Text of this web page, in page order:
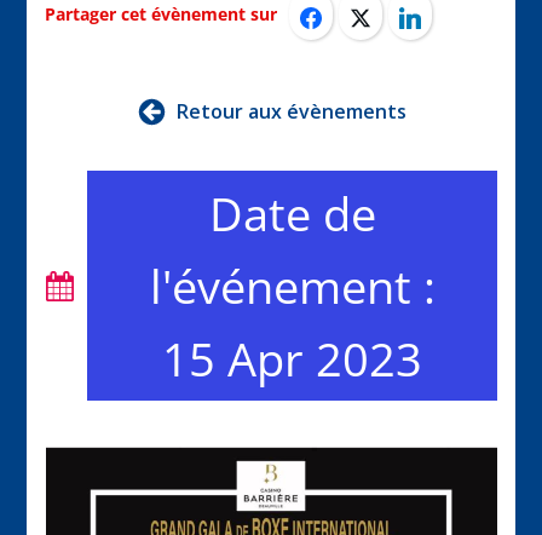
Partager cet évènement sur
Retour aux évènements
Date de
l'événement :
15 Apr 2023